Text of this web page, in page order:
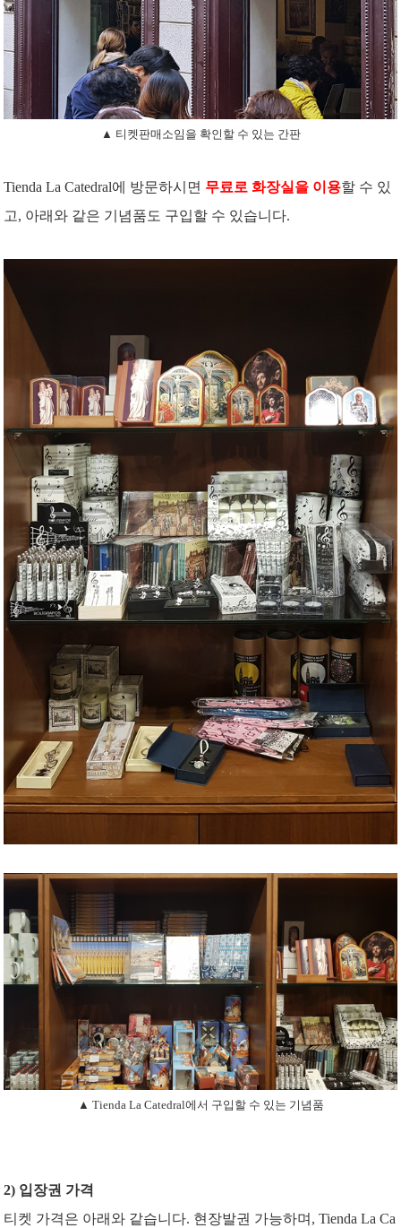
▲ 티켓판매소임을 확인할 수 있는 간판
Tienda La Catedral에 방문하시면 무료로 화장실을 이용할 수 있
고, 아래와 같은 기념품도 구입할 수 있습니다.
▲ Tienda La Catedral에서 구입할 수 있는 기념품
2) 입장권 가격
티켓 가격은 아래와 같습니다. 현장발권 가능하며, Tienda La Ca